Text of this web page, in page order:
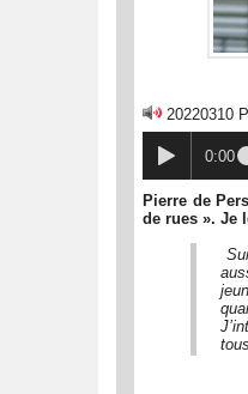
20220310
0:00
Pierre de
de rues ». Je